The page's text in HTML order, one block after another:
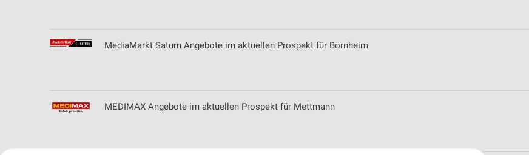
MediaMarkt Saturn Angebote im aktuellen Prospekt für Bornheim
MEDIMAX Angebote im aktuellen Prospekt für Mettmann